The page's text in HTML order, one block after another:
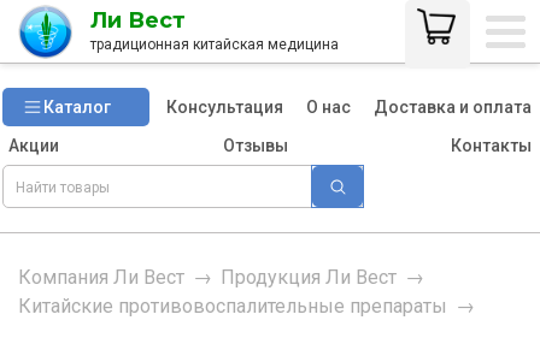
Ли Вест
традиционная китайская медицина
Каталог Консультация О нас
Доставка и оплата
Акции
Отзывы Контакты
Компания Ли Вест → Продукция Ли Вест →
Китайские противовоспалительные препараты →